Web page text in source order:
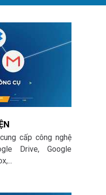
cấp công nghệ
Drive, Google